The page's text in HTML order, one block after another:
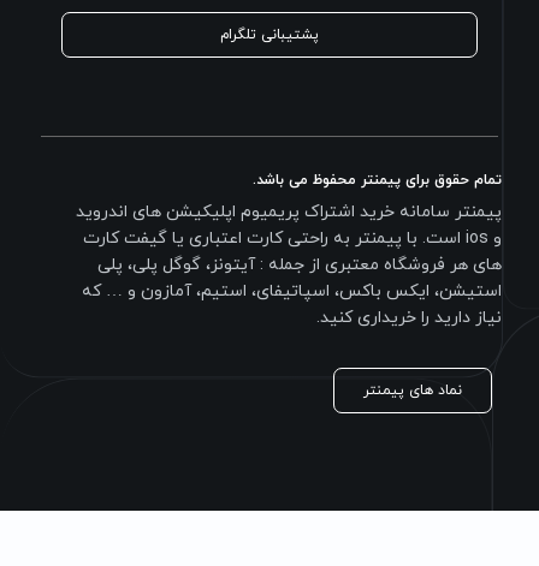
پشتیبانی تلگرام
تمام حقوق برای پیمنتر محفوظ می باشد.
پیمنتر سامانه خرید اشتراک پریمیوم اپلیکیشن های اندروید
و ios است. با پیمنتر به راحتی کارت اعتباری یا گیفت کارت
های هر فروشگاه معتبری از جمله : آیتونز، گوگل پلی، پلی
استیشن، ایکس باکس، اسپاتیفای، استیم، آمازون و … که
نیاز دارید را خریداری کنید.
نماد های پیمنتر